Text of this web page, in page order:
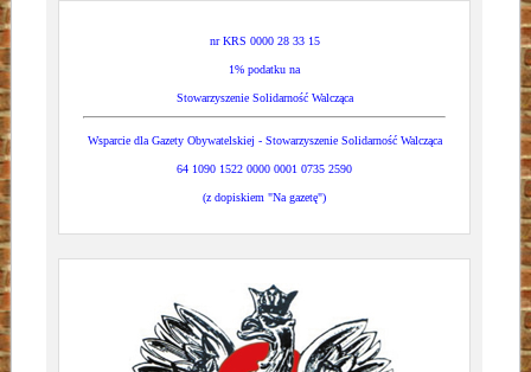
nr KRS 0000 28 33 15
1% podatku na
Stowarzyszenie Solidarność Walcząca
Wsparcie dla Gazety Obywatelskiej - Stowarzyszenie Solidarność Walcząca
64 1090 1522 0000 0001 0735 2590
(z dopiskiem "Na gazetę")